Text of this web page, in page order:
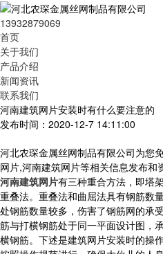
13932879069
首页
关于我们
产品介绍
新闻资讯
联系我们
河南建筑网片安装时有什么要注意的
发布时间：2020-12-7 14:11:00
河北农琛金属丝网制品有限公司为您
网片,河南建筑网片等相关信息发布和
河南建筑网片有三种重合方法，即塔
重叠法。重叠法和曲屈法具有钢筋数
处钢筋数量较多，伤害了钢筋网的承
筋与打横钢筋处于同一平面设计图，
横钢筋。下述是建筑网片安装时的操